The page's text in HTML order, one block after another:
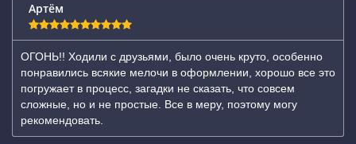
Артём
ОГОНЬ!! Ходили с друзьями, было очень круто, особенно
понравились всякие мелочи в оформлении, хорошо все это
погружает в процесс, загадки не сказать, что совсем
сложные, но и не простые. Все в меру, поэтому могу
рекомендовать.